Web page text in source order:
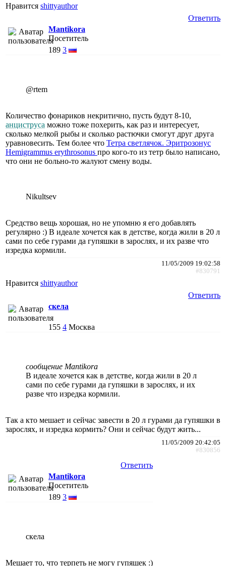
Нравится shittyauthor
Ответить
Mantikora
Посетитель
189 3
@rtem
Количество фонариков некритично, пусть будут 8-10,
анциструса можно тоже похерить, как раз и интересует,
сколько мелкой рыбы и сколько растючки смогут друг друга
уравновесить. Тем более что Тетра светлячок. Эритрозонус
Hemigrammus erythrosonus про кого-то из тетр было написано,
что они не больно-то жалуют смену воды.
Nikultsev
Средство вещь хорошая, но не упомню я его добавлять
регулярно :) В идеале хочется как в детстве, когда жили в 20 л
сами по себе гурами да гупяшки в зарослях, и их разве что
изредка кормили.
11/05/2009 19:02:58
#830791
Нравится shittyauthor
Ответить
cкeлa
155 4 Москва
сообщение Mantikora
В идеале хочется как в детстве, когда жили в 20 л
сами по себе гурами да гупяшки в зарослях, и их
разве что изредка кормили.
Так а кто мешает и сейчас завести в 20 л гурами да гупяшки в
зарослях, и изредка кормить? Они и сейчас будут жить...
11/05/2009 20:42:05
#830856
Ответить
Mantikora
Посетитель
189 3
cкeлa
Мешает то, что терпеть не могу гупяшек :)